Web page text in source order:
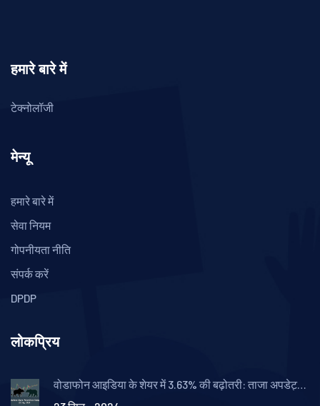
हमारे बारे में
टेक्नोलॉजी
मेन्यू
हमारे बारे में
सेवा नियम
गोपनीयता नीति
संपर्क करें
DPDP
लोकप्रिय
वोडाफोन आइडिया के शेयर में 3.63% की बढ़ोतरी: ताजा अपडेट्स